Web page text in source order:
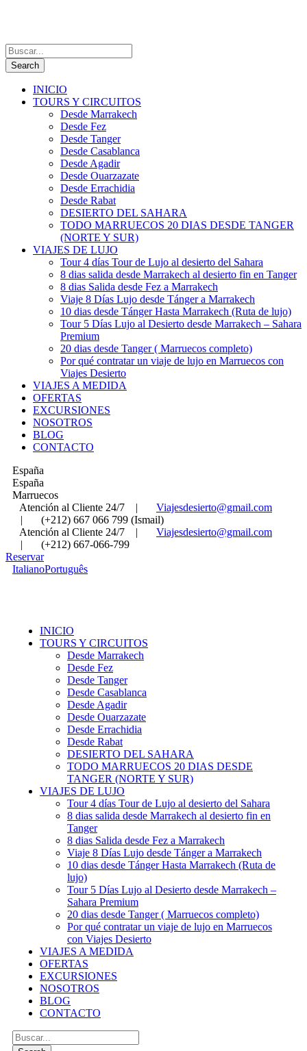
INICIO
TOURS Y CIRCUITOS
Desde Marrakech
Desde Fez
Desde Tanger
Desde Casablanca
Desde Agadir
Desde Ouarzazate
Desde Errachidia
Desde Rabat
DESIERTO DEL SAHARA
TODO MARRUECOS 20 DIAS DESDE TANGER
(NORTE Y SUR)
VIAJES DE LUJO
Tour 4 días Tour de Lujo al desierto del Sahara
8 dias salida desde Marrakech al desierto fin en Tanger
8 dias Salida desde Fez a Marrakech
Viaje 8 Días Lujo desde Tánger a Marrakech
10 dias desde Tánger Hasta Marrakech (Ruta de lujo)
Tour 5 Días Lujo al Desierto desde Marrakech – Sahara
Premium
20 dias desde Tanger ( Marruecos completo)
Por qué contratar un viaje de lujo en Marruecos con
Viajes Desierto
VIAJES A MEDIDA
OFERTAS
EXCURSIONES
NOSOTROS
BLOG
CONTACTO
España
España
Marruecos
Atención al Cliente 24/7
|
Viajesdesierto@gmail.com
|
(+212) 667 066 799 (Ismail)
Atención al Cliente 24/7
|
Viajesdesierto@gmail.com
|
(+212) 667-066-799
Reservar
ItalianoPortuguês
INICIO
TOURS Y CIRCUITOS
Desde Marrakech
Desde Fez
Desde Tanger
Desde Casablanca
Desde Agadir
Desde Ouarzazate
Desde Errachidia
Desde Rabat
DESIERTO DEL SAHARA
TODO MARRUECOS 20 DIAS DESDE
TANGER (NORTE Y SUR)
VIAJES DE LUJO
Tour 4 días Tour de Lujo al desierto del Sahara
8 dias salida desde Marrakech al desierto fin en
Tanger
8 dias Salida desde Fez a Marrakech
Viaje 8 Días Lujo desde Tánger a Marrakech
10 dias desde Tánger Hasta Marrakech (Ruta de
lujo)
Tour 5 Días Lujo al Desierto desde Marrakech –
Sahara Premium
20 dias desde Tanger ( Marruecos completo)
Por qué contratar un viaje de lujo en Marruecos
con Viajes Desierto
VIAJES A MEDIDA
OFERTAS
EXCURSIONES
NOSOTROS
BLOG
CONTACTO